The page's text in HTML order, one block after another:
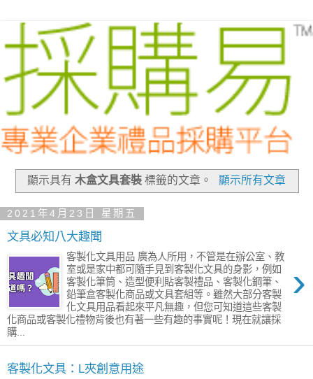
顯示具有 木盒文具套裝標籤的文章。 顯示所有文章
2021年4月23日 星期五
文具必知八大趣聞
›
客製化文具用品 廣為人所用，不管是在辦公室、教
室或是家中都可隨手見到客製化文具的身影，例如
客製化筆筒、造型便利貼客製禮品、客製化鋼筆、
鉛筆盒客製化商品或文具套組等。雖然大部分客製
化文具用品看起來平凡無趣，但您可知道這些客製
化商品或客製化禮物背後也有著一些有趣的事實呢！現在就讓採
購...
客製化文具：L夾創意用途